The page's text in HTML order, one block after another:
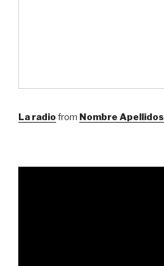
La radio from Nombre Apellidos